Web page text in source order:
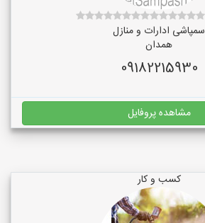
سمپاشی ادارات و منازل
همدان
09182215930
مشاهده پروفایل
کسب و کار